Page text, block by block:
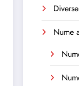
Diverse
Nume